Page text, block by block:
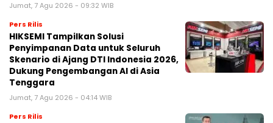
Jumat, 7 Agu 2026 - 09:32 WIB
Pers Rilis
HIKSEMI Tampilkan Solusi
Penyimpanan Data untuk Seluruh
Skenario di Ajang DTI Indonesia 2026,
Dukung Pengembangan AI di Asia
Tenggara
Jumat, 7 Agu 2026 - 04:14 WIB
Pers Rilis